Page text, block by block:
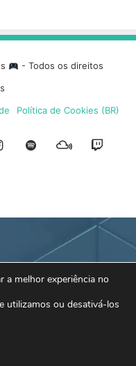
- Todos os direitos
Política de Cookies (BR)
Instagram
SpotifyMixcloud
Sky
a melhor experiência no
utilizamos ou desativá-los